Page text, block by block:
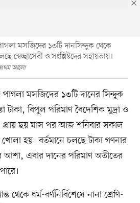
মসজিদের ১৩টি দানসিন্দুক থেকে
স্বেচ্ছাসেবী ও সংশ্লিষ্টদের সহায়তায়।
আলো
মসজিদের ১৩টি দানের সিন্দুক
টাকা, বিপুল পরিমাণ বৈদেশিক মুদ্রা ও
প্রায় ছয় মাস পর আজ শনিবার সকাল
হয়। বর্তমানে চলছে টাকা গণনার
আশা, এবার দানের পরিমাণ অতীতের
থেকে ধর্ম-বর্ণনির্বিশেষে নানা শ্রেণি-